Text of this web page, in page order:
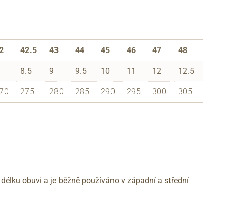
42.5 43 44 45 46 47 48
8.5 9 9.5 10 11 12 12.5
275 280 285 290 295 300 305
obuvi a je běžně používáno v západní a střední